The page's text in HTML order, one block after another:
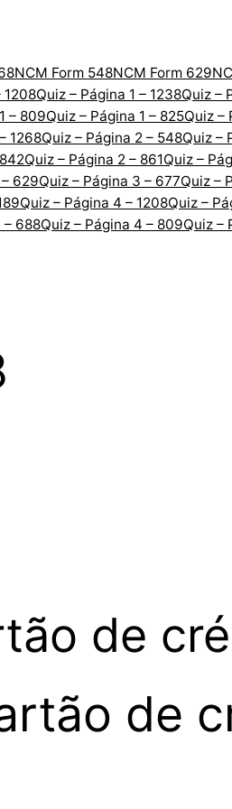
NCM Form 548NCM Form 629
1208Quiz – Página 1 – 1238Quiz –
– 809Quiz – Página 1 – 825Quiz –
1268Quiz – Página 2 – 548Quiz –
Quiz – Página 2 – 861Quiz –
629Quiz – Página 3 – 677Quiz –
Quiz – Página 4 – 1208Quiz –
– 688Quiz – Página 4 – 809Quiz –
de
de